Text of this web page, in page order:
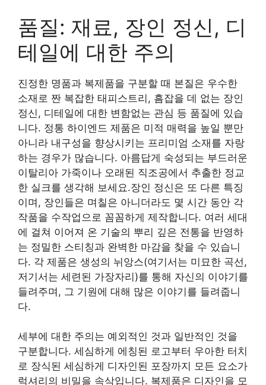
품질: 재료, 장인 정신, 디
테일에 대한 주의
진정한 명품과 복제품을 구분할 때 본질은 우수한
소재로 짠 복잡한 태피스트리, 흠잡을 데 없는 장인
정신, 디테일에 대한 변함없는 관심 등 품질에 있습
니다. 정통 하이엔드 제품은 미적 매력을 높일 뿐만
아니라 내구성을 향상시키는 프리미엄 소재를 자랑
하는 경우가 많습니다. 아름답게 숙성되는 부드러운
이탈리아 가죽이나 오래된 직조공에서 추출한 정교
한 실크를 생각해 보세요.장인 정신은 또 다른 특징
이며, 장인들은 며칠은 아니더라도 몇 시간 동안 각
작품을 수작업으로 꼼꼼하게 제작합니다. 여러 세대
에 걸쳐 이어져 온 기술의 뿌리 깊은 전통을 반영하
는 정밀한 스티칭과 완벽한 마감을 찾을 수 있습니
다. 각 제품은 생성의 뉘앙스(여기서는 미묘한 곡선,
저기서는 세련된 가장자리)를 통해 자신의 이야기를
들려주며, 그 기원에 대해 많은 이야기를 들려줍니
다.
세부에 대한 주의는 예외적인 것과 일반적인 것을
구분합니다. 세심하게 에칭된 로고부터 우아한 터치
로 장식된 세심하게 디자인된 포장까지 모든 요소가
럭셔리의 비밀을 속삭입니다. 복제품은 디자인을 모